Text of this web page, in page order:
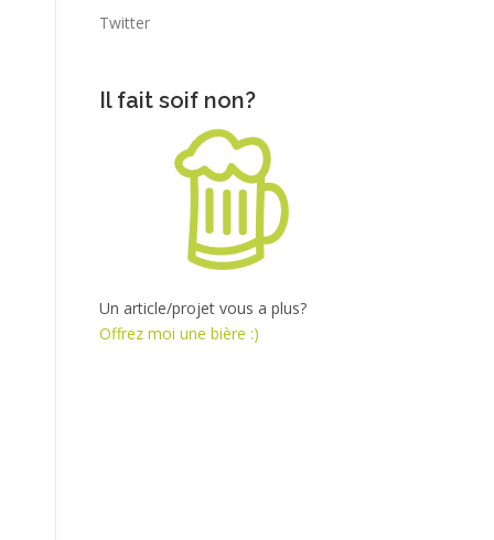
Twitter
Il fait soif non?
Un article/projet vous a plus?
Offrez moi une bière :)